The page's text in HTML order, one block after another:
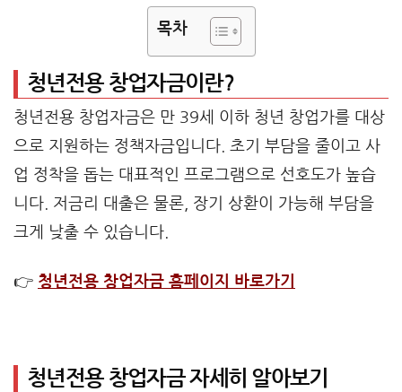
목차
청년전용 창업자금이란?
청년전용 창업자금은 만 39세 이하 청년 창업가를 대상
으로 지원하는 정책자금입니다. 초기 부담을 줄이고 사
업 정착을 돕는 대표적인 프로그램으로 선호도가 높습
니다. 저금리 대출은 물론, 장기 상환이 가능해 부담을
크게 낮출 수 있습니다.
👉 청년전용 창업자금 홈페이지 바로가기
청년전용 창업자금 자세히 알아보기